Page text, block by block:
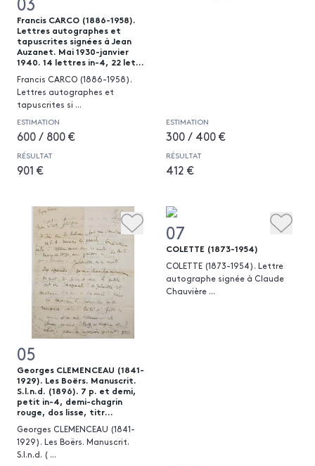
Francis CARCO (1886-1958).
Lettres autographes et
tapuscrites signées à Jean
Auzanet. Mai 1930-janvier
1940. 14 lettres in-4, 22 let...
Francis CARCO (1886-1958).
Lettres autographes et
tapuscrites si ...
ESTIMATION
600 / 800 €
RÉSULTAT
901 €
ESTIMATION
300 / 400 €
RÉSULTAT
412 €
05
Georges CLEMENCEAU (1841-
1929). Les Boërs. Manuscrit.
S.l.n.d. (1896). 7 p. et demi,
petit in-4, demi-chagrin
rouge, dos lisse, titr...
Georges CLEMENCEAU (1841-
1929). Les Boërs. Manuscrit.
S.l.n.d. ( ...
07
COLETTE (1873-1954)
COLETTE (1873-1954). Lettre
autographe signée à Claude
Chauvière ...